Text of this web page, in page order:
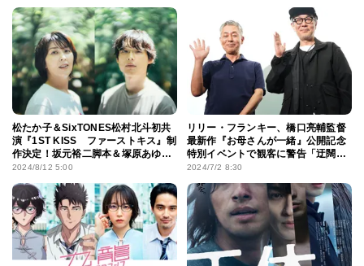
松たか子＆SixTONES松村北斗初共
演『1ST KISS ファーストキス』制
作決定！坂元裕二脚本＆塚原あゆ子
監督がタッグを組む
2024/8/12 5:00
リリー・フランキー、橋口亮輔監督
最新作『お母さんが一緒』公開記念
特別イベントで観客に警告「迂闊に
YouTubeに出ないで！」
2024/7/2 8:30